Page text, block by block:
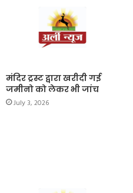
मंदिर ट्रस्ट द्वारा खरीदी गई
जमीनो को लेकर भी जांच
July 3, 2026